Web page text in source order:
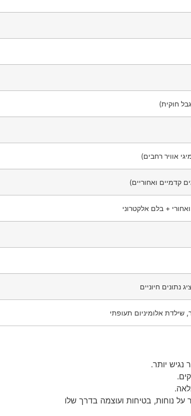
קדמיים ואחוריים)
+ בלם אלקטרוני
שילדת אלומיניום תעופתי
נגיש יותר.